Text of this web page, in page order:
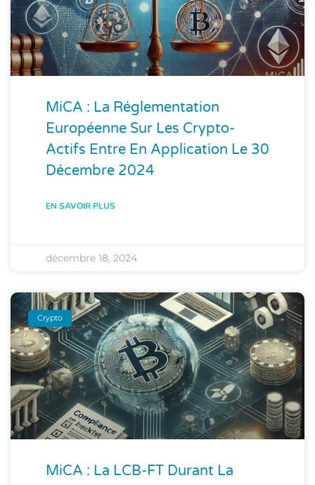
MiCA : La Réglementation
Européenne Sur Les Crypto-
Actifs Entre En Application Le 30
Décembre 2024
EN SAVOIR PLUS
décembre 18, 2024
Crypto
MiCA : La LCB-FT Durant La